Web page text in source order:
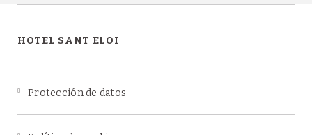
HOTEL SANT ELOI
Protección de datos